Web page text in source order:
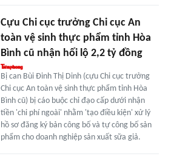
Cựu Chi cục trưởng Chi cục An
toàn vệ sinh thực phẩm tỉnh Hòa
Bình cũ nhận hối lộ 2,2 tỷ đồng
Bị can Bùi Đinh Thị Dinh (cựu Chi cục trưởng
Chi cục An toàn vệ sinh thực phẩm tỉnh Hòa
Bình cũ) bị cáo buộc chỉ đạo cấp dưới nhận
tiền 'chi phí ngoài' nhằm 'tạo điều kiện' xử lý
hồ sơ đăng ký bản công bố và tự công bố sản
phẩm cho doanh nghiệp sản xuất sữa giả.